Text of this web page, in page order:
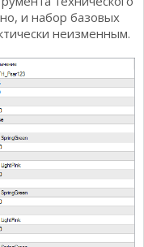
и набор базовых
неизменным.